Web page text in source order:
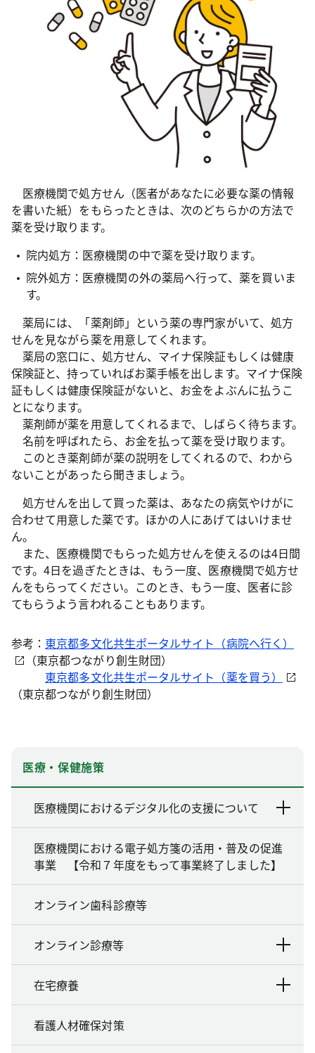
医療機関で処方せん（医者があなたに必要な薬の情報
を書いた紙）をもらったときは、次のどちらかの方法で
薬を受け取ります。
院内処方：医療機関の中で薬を受け取ります。
院外処方：医療機関の外の薬局へ行って、薬を買いま
す。
薬局には、「薬剤師」という薬の専門家がいて、処方
せんを見ながら薬を用意してくれます。
薬局の窓口に、処方せん、マイナ保険証もしくは健康
保険証と、持っていればお薬手帳を出します。マイナ保険
証もしくは健康保険証がないと、お金をよぶんに払うこ
とになります。
薬剤師が薬を用意してくれるまで、しばらく待ちます。
名前を呼ばれたら、お金を払って薬を受け取ります。
このとき薬剤師が薬の説明をしてくれるので、わから
ないことがあったら聞きましょう。
処方せんを出して買った薬は、あなたの病気やけがに
合わせて用意した薬です。ほかの人にあげてはいけませ
ん。
また、医療機関でもらった処方せんを使えるのは4日間
です。4日を過ぎたときは、もう一度、医療機関で処方せ
んをもらってください。このとき、もう一度、医者に診
てもらうよう言われることもあります。
参考： 東京都多文化共生ポータルサイト（病院へ行く）
（東京都つながり創生財団）
東京都多文化共生ポータルサイト（薬を買う）
（東京都つながり創生財団）
医療・保健施策
医療機関におけるデジタル化の支援について
医療機関における電子処方箋の活用・普及の促進
事業 【令和７年度をもって事業終了しました】
オンライン歯科診療等
オンライン診療等
在宅療養
看護人材確保対策